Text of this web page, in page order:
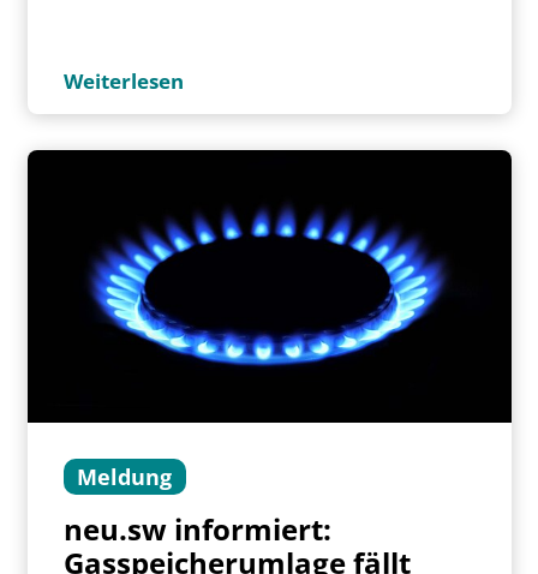
Weiterlesen
Meldung
neu.sw informiert:
Gasspeicherumlage fällt